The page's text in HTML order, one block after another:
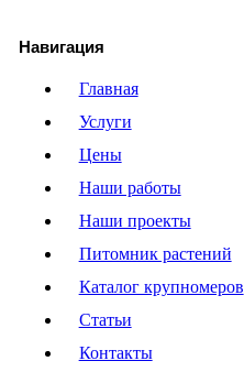
Навигация
Главная
Услуги
Цены
Наши работы
Наши проекты
Питомник растений
Каталог крупномеров
Статьи
Контакты